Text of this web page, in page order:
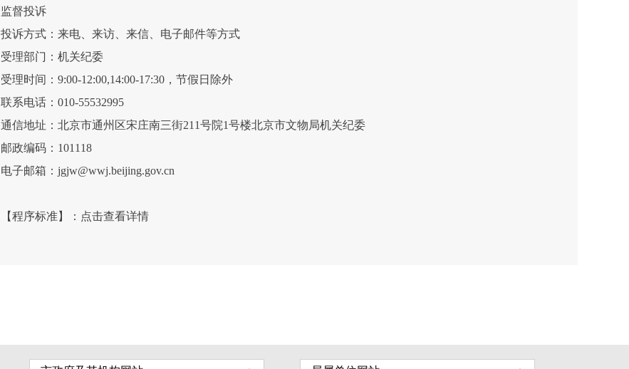
监督投诉
投诉方式：来电、来访、来信、电子邮件等方式
受理部门：机关纪委
受理时间：9:00-12:00,14:00-17:30，节假日除外
联系电话：010-55532995
通信地址：北京市通州区宋庄南三街211号院1号楼北京市文物局机关纪委
邮政编码：101118
电子邮箱：jgjw@wwj.beijing.gov.cn
【程序标准】： 点击查看详情